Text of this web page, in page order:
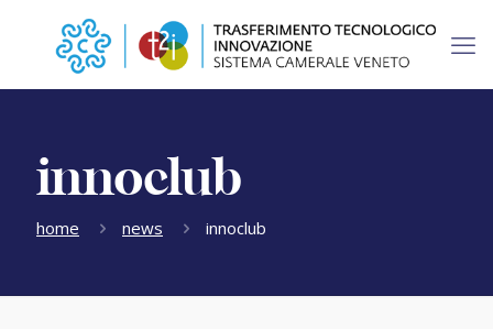
innoclub
home news innoclub